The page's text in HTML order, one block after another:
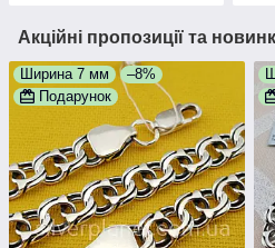
Акційні пропозиції та
Ширина 7 мм
–8%
Подарунок